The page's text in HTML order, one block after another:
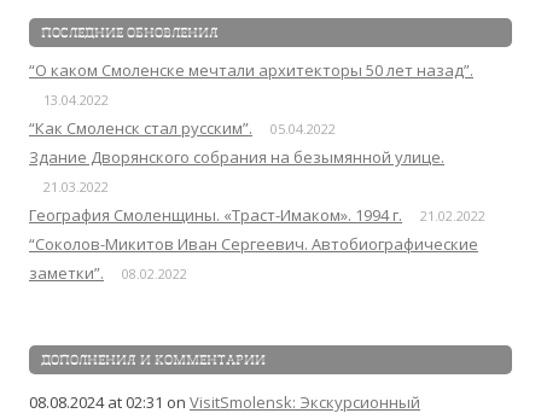
ПОСЛЕДНИЕ ОБНОВЛЕНИЯ
“О каком Смоленске мечтали архитекторы 50 лет назад”.
13.04.2022
“Как Смоленск стал русским”. 05.04.2022
Здание Дворянского собрания на безымянной улице.
21.03.2022
География Смоленщины. «Траст-Имаком». 1994 г. 21.02.2022
“Соколов-Микитов Иван Сергеевич. Автобиографические
заметки”.
08.02.2022
ДОПОЛНЕНИЯ И КОММЕНТАРИИ
08.08.2024 at 02:31 on VisitSmolensk: Экскурсионный